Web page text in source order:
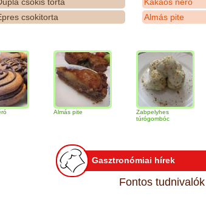
csokitorta
Almás pite
Almás pite
Zabpelyhes
túrógombóc
Gasztronómiai hírek
Fontos